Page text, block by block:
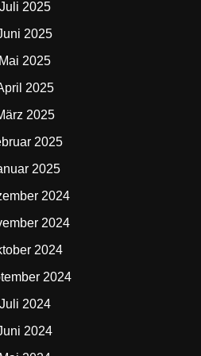
Juli 2025
2025
Mai 2025
2025
2025
2025
2025
2024
2024
2024
2024
Juli 2024
2024